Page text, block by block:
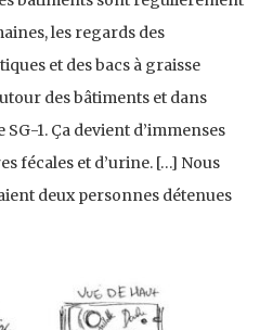
les regards des
et des bacs à graisse
des bâtiments et dans
SG-1. Ça devient d’immenses
fécales et d’urine. […] Nous
deux personnes détenues